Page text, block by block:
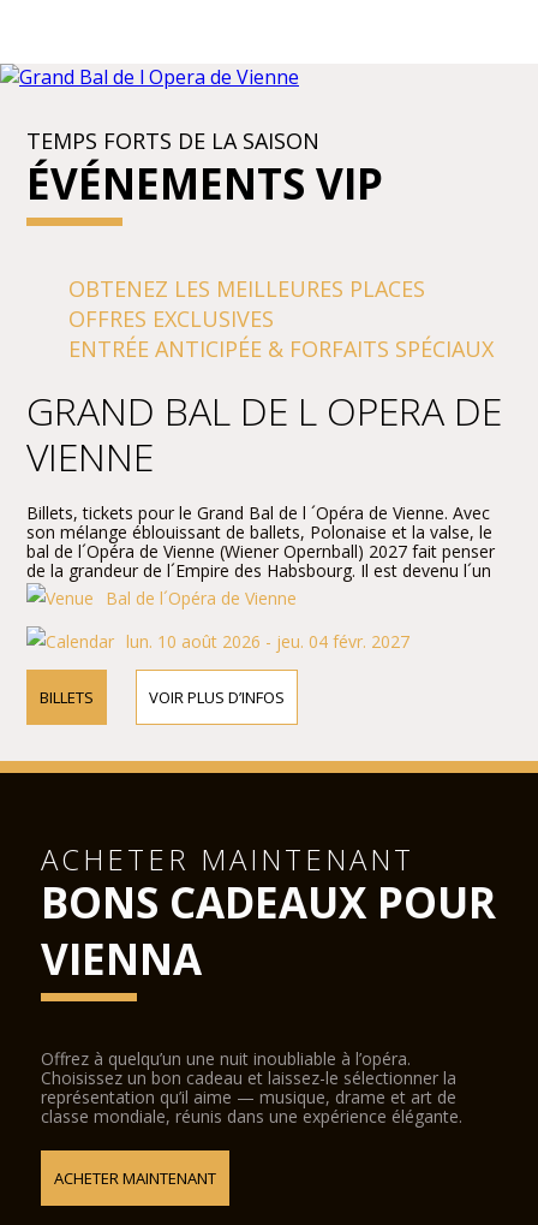
TEMPS FORTS DE LA SAISON
ÉVÉNEMENTS VIP
OBTENEZ LES MEILLEURES PLACES
OFFRES EXCLUSIVES
ENTRÉE ANTICIPÉE & FORFAITS SPÉCIAUX
GRAND BAL DE L OPERA DE
VIENNE
Billets, tickets pour le Grand Bal de l ´Opéra de Vienne. Avec
son mélange éblouissant de ballets, Polonaise et la valse, le
bal de l´Opéra de Vienne (Wiener Opernball) 2027 fait penser
de la grandeur de l´Empire des Habsbourg. Il est devenu l´un
des plus grands, les plus romantiques de la société d
´événements du Moyen-européen de l´année, suivi par un
éventail éclectique d´aristocrates, bourgeois et bohèmes.
Bal de l´Opéra de Vienne
lun. 10 août 2026 - jeu. 04 févr. 2027
BILLETS VOIR PLUS D’INFOS
ACHETER MAINTENANT
BONS CADEAUX POUR
VIENNA
Offrez à quelqu’un une nuit inoubliable à l’opéra.
Choisissez un bon cadeau et laissez-le sélectionner la
représentation qu’il aime — musique, drame et art de
classe mondiale, réunis dans une expérience élégante.
ACHETER MAINTENANT